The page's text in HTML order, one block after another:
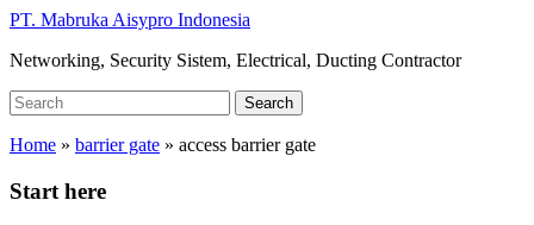
Skip
main
PT. Mabruka Aisypro Indonesia
Networking, Security Sistem, Electrical, Ducting Contractor
Search
for:
Search
Home » barrier gate » access barrier gate
Start here